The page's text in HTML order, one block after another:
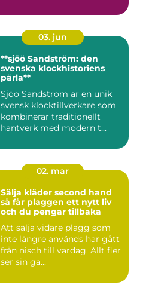
03. jun
**sjöö Sandström: den
svenska klockhistoriens
pärla**
Sjöö Sandström är en unik
svensk klocktillverkare som
kombinerar traditionellt
hantverk med modern t...
02. mar
Sälja kläder second hand
så får plaggen ett nytt liv
och du pengar tillbaka
Att sälja vidare plagg som
inte längre används har gått
från nisch till vardag. Allt fler
ser sin ga...